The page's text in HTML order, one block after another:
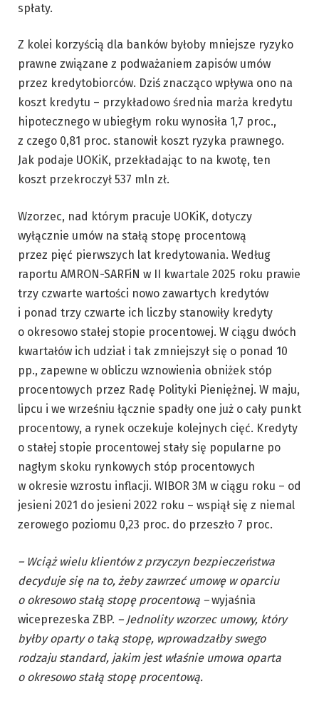
spłaty.
Z kolei korzyścią dla banków byłoby mniejsze ryzyko
prawne związane z podważaniem zapisów umów
przez kredytobiorców. Dziś znacząco wpływa ono na
koszt kredytu – przykładowo średnia marża kredytu
hipotecznego w ubiegłym roku wynosiła 1,7 proc.,
z czego 0,81 proc. stanowił koszt ryzyka prawnego.
Jak podaje UOKiK, przekładając to na kwotę, ten
koszt przekroczył 537 mln zł.
Wzorzec, nad którym pracuje UOKiK, dotyczy
wyłącznie umów na stałą stopę procentową
przez pięć pierwszych lat kredytowania. Według
raportu AMRON-SARFiN w II kwartale 2025 roku prawie
trzy czwarte wartości nowo zawartych kredytów
i ponad trzy czwarte ich liczby stanowiły kredyty
o okresowo stałej stopie procentowej. W ciągu dwóch
kwartałów ich udział i tak zmniejszył się o ponad 10
pp., zapewne w obliczu wznowienia obniżek stóp
procentowych przez Radę Polityki Pieniężnej. W maju,
lipcu i we wrześniu łącznie spadły one już o cały punkt
procentowy, a rynek oczekuje kolejnych cięć. Kredyty
o stałej stopie procentowej stały się popularne po
nagłym skoku rynkowych stóp procentowych
w okresie wzrostu inflacji. WIBOR 3M w ciągu roku – od
jesieni 2021 do jesieni 2022 roku – wspiął się z niemal
zerowego poziomu 0,23 proc. do przeszło 7 proc.
– Wciąż wielu klientów z przyczyn bezpieczeństwa
decyduje się na to, żeby zawrzeć umowę w oparciu
o okresowo stałą stopę procentową –wyjaśnia
wiceprezeska ZBP. – Jednolity wzorzec umowy, który
byłby oparty o taką stopę, wprowadzałby swego
rodzaju standard, jakim jest właśnie umowa oparta
o okresowo stałą stopę procentową.